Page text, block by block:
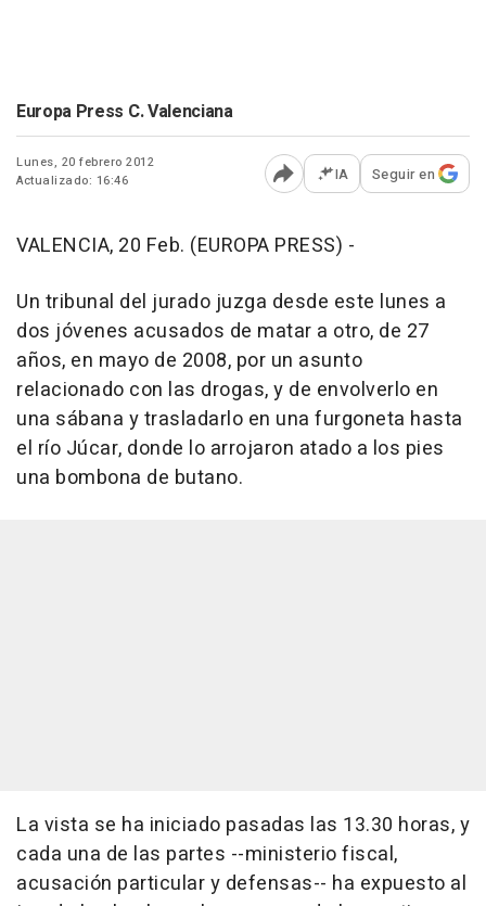
Europa Press C. Valenciana
Lunes, 20 febrero 2012
Actualizado: 16:46
Abrir opciones para
IA Seguir en
VALENCIA, 20 Feb. (EUROPA PRESS) -
Un tribunal del jurado juzga desde este lunes a
dos jóvenes acusados de matar a otro, de 27
años, en mayo de 2008, por un asunto
relacionado con las drogas, y de envolverlo en
una sábana y trasladarlo en una furgoneta hasta
el río Júcar, donde lo arrojaron atado a los pies
una bombona de butano.
La vista se ha iniciado pasadas las 13.30 horas, y
cada una de las partes --ministerio fiscal,
acusación particular y defensas-- ha expuesto al